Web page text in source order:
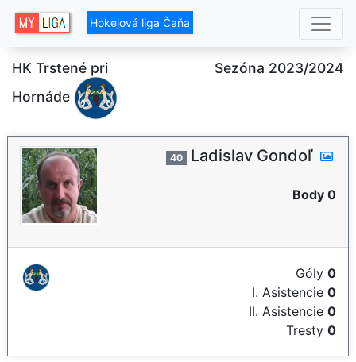
Hokejová liga Čaňa
HK Trstené pri
Hornáde
Sezóna 2023/2024
40 Ladislav Gondoľ
Body 0
Góly 0
I. Asistencie 0
II. Asistencie 0
Tresty 0